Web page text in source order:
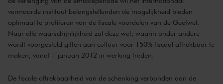
vermaarde instituut belangstellenden de mogelijkheid bieden
optimaal te profiteren van de fiscale voordelen van de Geefwet.
Naar alle waarschijnlijkheid zal deze wet, waarin onder andere
wordt voorgesteld giften aan cultuur voor 150% fiscaal aftrekbaar te
maken, vanaf 1 januari 2012 in werking treden.
De fiscale aftrekbaarheid van de schenking verbonden aan de